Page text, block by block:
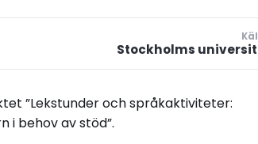
Stockholms
”Lekstunder och språkaktiviteter:
i behov av stöd”.